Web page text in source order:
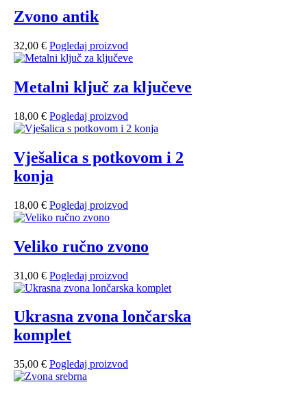
Zvono antik
32,00 € Pogledaj proizvod
Metalni ključ za ključeve
18,00 € Pogledaj proizvod
Vješalica s potkovom i 2
konja
18,00 € Pogledaj proizvod
Veliko ručno zvono
31,00 € Pogledaj proizvod
Ukrasna zvona lončarska
komplet
35,00 € Pogledaj proizvod